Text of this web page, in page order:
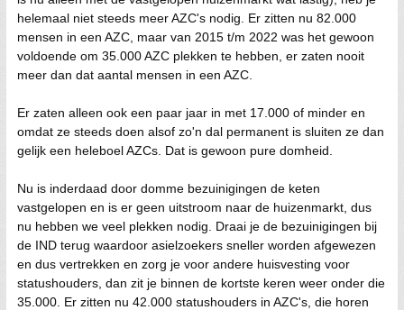
helemaal niet steeds meer AZC's nodig. Er zitten nu 82.000
mensen in een AZC, maar van 2015 t/m 2022 was het gewoon
voldoende om 35.000 AZC plekken te hebben, er zaten nooit
meer dan dat aantal mensen in een AZC.
Er zaten alleen ook een paar jaar in met 17.000 of minder en
omdat ze steeds doen alsof zo'n dal permanent is sluiten ze dan
gelijk een heleboel AZCs. Dat is gewoon pure domheid.
Nu is inderdaad door domme bezuinigingen de keten
vastgelopen en is er geen uitstroom naar de huizenmarkt, dus
nu hebben we veel plekken nodig. Draai je de bezuinigingen bij
de IND terug waardoor asielzoekers sneller worden afgewezen
en dus vertrekken en zorg je voor andere huisvesting voor
statushouders, dan zit je binnen de kortste keren weer onder die
35.000. Er zitten nu 42.000 statushouders in AZC's, die horen